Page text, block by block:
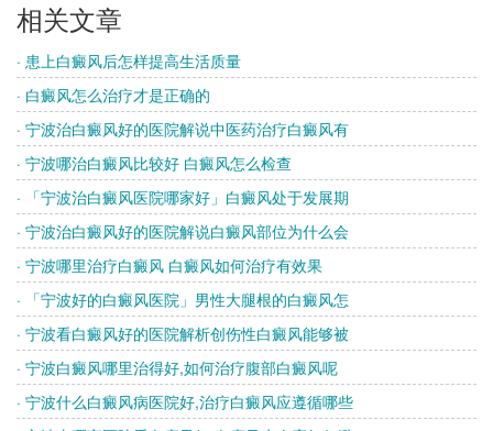
相关文章
· 患上白癜风后怎样提高生活质量
· 白癜风怎么治疗才是正确的
· 宁波治白癜风好的医院解说中医药治疗白癜风有
· 宁波哪治白癜风比较好 白癜风怎么检查
· 「宁波治白癜风医院哪家好」白癜风处于发展期
· 宁波治白癜风好的医院解说白癜风部位为什么会
· 宁波哪里治疗白癜风 白癜风如何治疗有效果
· 「宁波好的白癜风医院」男性大腿根的白癜风怎
· 宁波看白癜风好的医院解析创伤性白癜风能够被
· 宁波白癜风哪里治得好,如何治疗腹部白癜风呢
· 宁波什么白癜风病医院好,治疗白癜风应遵循哪些